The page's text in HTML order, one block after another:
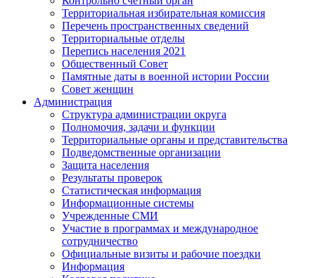
Территориальная избирательная комиссия
Перечень пространственных сведений
Территориальные отделы
Перепись населения 2021
Общественный Совет
Памятные даты в военной истории России
Совет женщин
Администрация
Структура администрации округа
Полномочия, задачи и функции
Территориальные органы и представительства
Подведомственные организации
Защита населения
Результаты проверок
Статистическая информация
Информационные системы
Учрежденные СМИ
Участие в программах и международное
сотрудничество
Официальные визиты и рабочие поездки
Информация